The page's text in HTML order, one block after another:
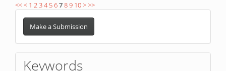
<<< 1 234 56789 10>>>
Make
Submission
Make a Submission
Keywords